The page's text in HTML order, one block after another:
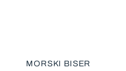
MORSKI BISER